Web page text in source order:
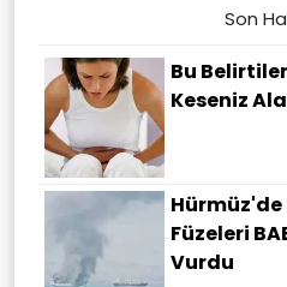
Son
Bu
Keseniz
Hürmüz'de
Füzeleri
Vurdu